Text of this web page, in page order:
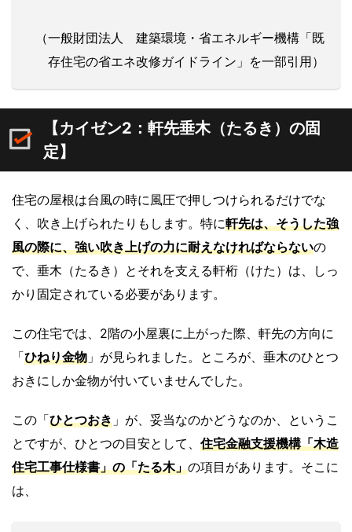
（一般財団法人 建築環境・省エネルギー機構「既
存住宅の省エネ改修ガイドライン」を一部引用）
【カイゼン2：軒先垂木（たるき） の固
定】
住宅の屋根は台風の時に風圧で押しつけられるだけでな
く、吹き上げられたりもします。特に軒先は、そうした強
風の際に、強い吹き上げの力に耐えなければならないの
で、垂木（たるき）とそれを支える軒桁（けた）は、しっ
かり固定されている必要があります。
この住宅では、2階の小屋裏に上がった際、軒先の方向に
「ひねり金物 」が見られました。ところが、垂木のひとつ
おきにしか金物が付いていませんでした。
この「ひとつおき 」が、妥当なのかどうなのか、というこ
とですが、ひとつの目安として、 住宅金融支援機構「木造
住宅工事仕様書」の「たる木」の項目があります。そこに
は、